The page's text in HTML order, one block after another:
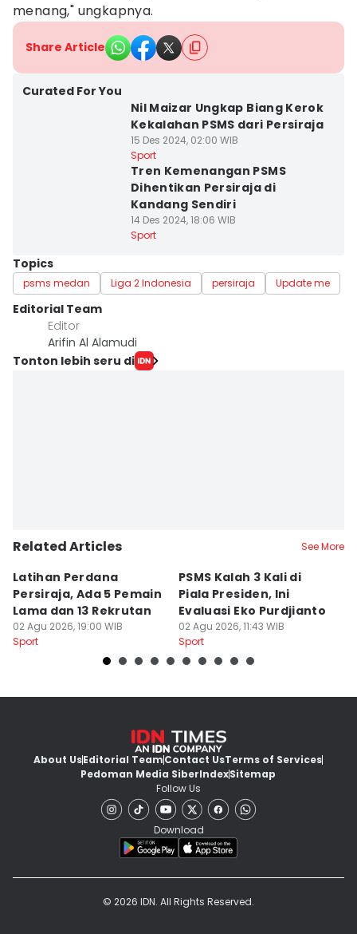
menang," ungkapnya.
Share Article
Curated For You
Nil Maizar Ungkap Biang Kerok
Kekalahan PSMS dari Persiraja
15 Des 2024, 02:00 WIB
Sport
Tren Kemenangan PSMS
Dihentikan Persiraja di
Kandang Sendiri
14 Des 2024, 18:06 WIB
Sport
Topics
psms medan Liga 2 Indonesia persiraja Update me
Editorial Team
Editor
Arifin Al Alamudi
Tonton lebih seru di
Related Articles See More
Latihan Perdana
Persiraja, Ada 5 Pemain
Lama dan 13 Rekrutan
02 Agu 2026, 19:00 WIB
Sport
PSMS Kalah 3 Kali di
Piala Presiden, Ini
Evaluasi Eko Purdjianto
02 Agu 2026, 11:43 WIB
Sport
About UsEditorial TeamContact UsTerms of Services
Pedoman Media SiberIndexSitemap
Follow Us
Download
© 2026 IDN. All Rights Reserved.